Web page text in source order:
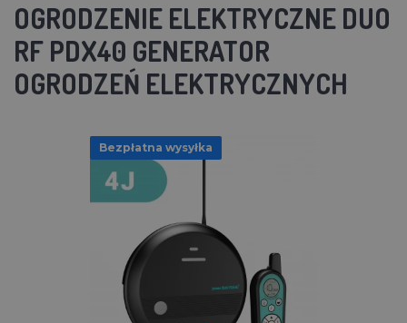
OGRODZENIE ELEKTRYCZNE DUO
RF PDX40 GENERATOR
OGRODZEŃ ELEKTRYCZNYCH
Bezpłatna wysyłka